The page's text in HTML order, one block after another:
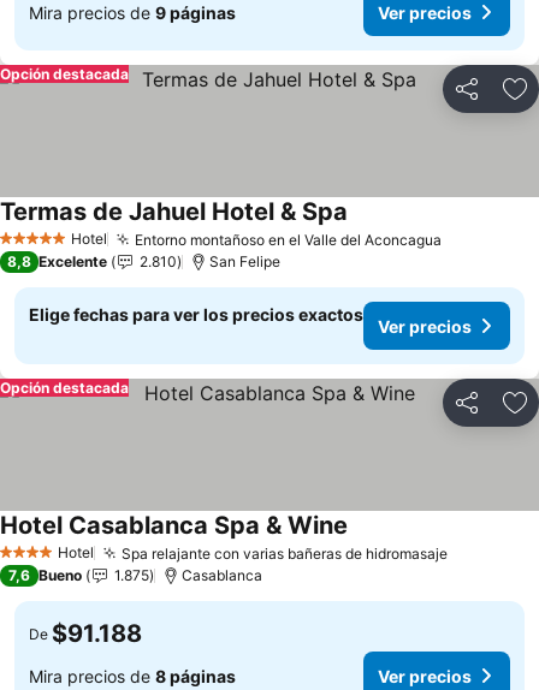
Mira precios de 9 páginas Ver precios
Compartir
Opción destacada
5 Estrellas Hotel Entorno montañoso en el Valle del Aconcagua
Termas de Jahuel Hotel & Spa
8,8 Excelente 2.810 San Felipe
Elige fechas para ver los precios exactos
Ver precios
Compartir
Opción destacada
4 EstrellasHotel Spa relajante con varias bañeras de hidromasaje
Hotel Casablanca Spa & Wine
7,6 Bueno 1.875 Casablanca
De $91.188
Mira precios de 8 páginas Ver precios